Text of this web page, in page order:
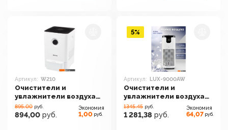
Артикул: W210
Очистители и
увлажнители воздуха
Boneco Air-O-Swiss
W210
895.00 руб.
894,00 руб.
Экономия
1,00 руб.
Артикул: LUX-9000AW
Очистители и
увлажнители воздуха
IClima LUX-9000AW
1345.45 руб.
1 281,38 руб.
Экономия
64,07 руб.
5%